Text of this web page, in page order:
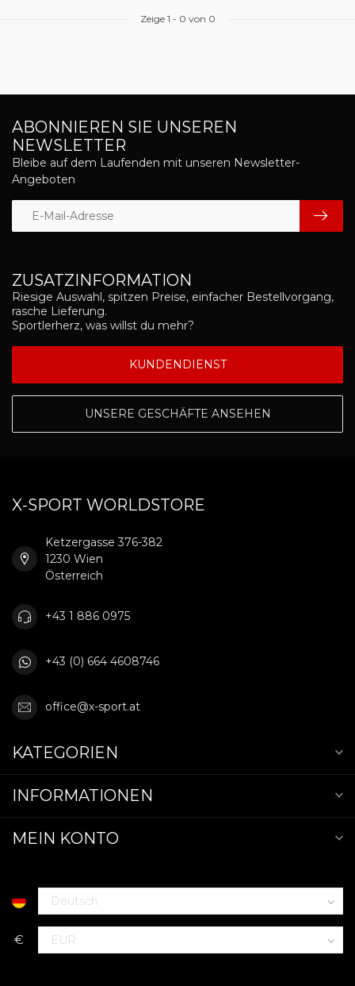
Zeige 1 - 0 von 0
ZUSATZINFORMATION
Riesige Auswahl, spitzen Preise, einfacher Bestellvorgang,
rasche Lieferung.
Sportlerherz, was willst du mehr?
KUNDENDIENST
UNSERE GESCHÄFTE ANSEHEN
ABONNIEREN SIE UNSEREN
NEWSLETTER
Bleibe auf dem Laufenden mit unseren Newsletter-
Angeboten
X-SPORT WORLDSTORE
Ketzergasse 376-382
1230 Wien
Österreich
+43 1 886 0975
+43 (0) 664 4608746
office@x-sport.at
KATEGORIEN
INFORMATIONEN
MEIN KONTO
€